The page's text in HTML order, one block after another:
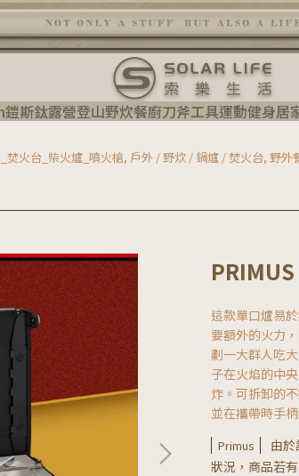
斯鈦露營登山野炊餐廚刀斧工具運動健身居
焚火台_柴火爐_噴火槍, 戶外 / 野炊 / 鍋爐 / 焚火台, 野外
這款單口爐易
要額外的火力
劃一大群人吃
子在火焰的中
炸。可拆卸的
並在攜帶時手
Primus
由
狀況，商品若